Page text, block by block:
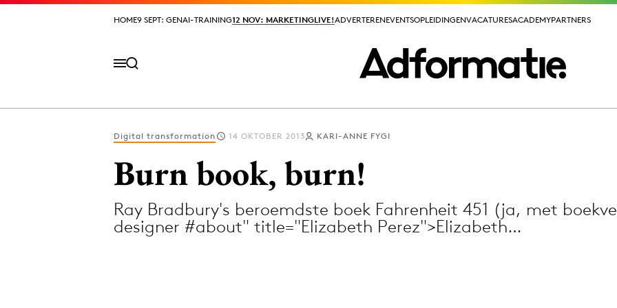
HOME9 SEPT: GENAI-TRAINING12 NOV: MARKETINGLIVE!ADVERTERENEVENTSOPLEIDINGENVACATURESACADEMYPARTNERS
HOME9 SEPT: GENAI-TRAINING12 NOV: MARKETINGLIVE!ADVERTERENEVENTSOPLEIDINGENVACATURESACADEMYPARTNERS
Digital transformation 14 OKTOBER 2013 KARI-ANNE FYGI
Burn book, burn!
Ray Bradbury's beroemdste boek Fahrenheit 451 (ja, met
designer #about" title="Elizabeth Perez">Elizabeth…